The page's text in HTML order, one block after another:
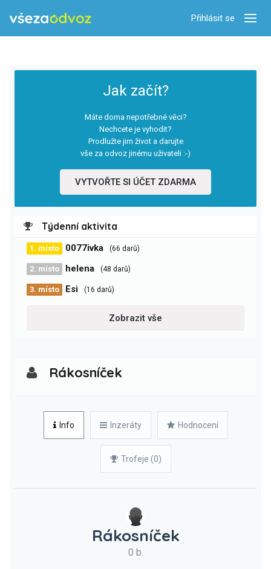
Přihlásit se
Jak začít?
Máte doma nepotřebné věci?
Nechcete je vyhodit?
Prodlužte jim život a darujte
vše za odvoz jinému uživateli :-)
VYTVOŘTE SI ÚČET ZDARMA
Týdenní aktivita
1. místo 0077ivka (66 darů)
2. místo helena (48 darů)
3. místo Esi (16 darů)
Zobrazit vše
Rákosníček
Info Inzeráty Hodnocení
Trofeje (0)
Rákosníček
0 b.